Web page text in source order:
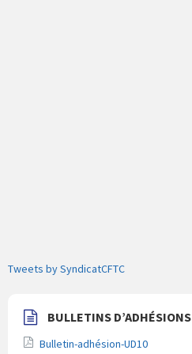
Tweets by SyndicatCFTC
BULLETINS D’ADHÉSIONS
Bulletin-adhésion-UD10